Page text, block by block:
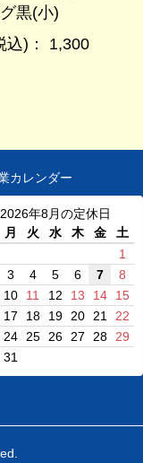
黒(小)
込)： 1,300
カレンダー
2026年8月の定休日
月 火 水 木 金
土
1
3 4 5 6 7
8
10 11 12 13 14
15
17 18 19 20 21
22
24 25 26 27 28
29
31